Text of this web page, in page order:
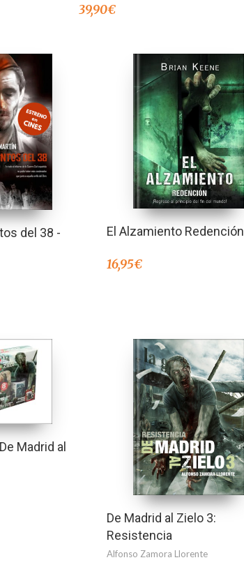
39,90€
del 38 -
El Alzamiento Redención
16,95€
Madrid al
De Madrid al Zielo 3:
Resistencia
Alfonso Zamora Llorente